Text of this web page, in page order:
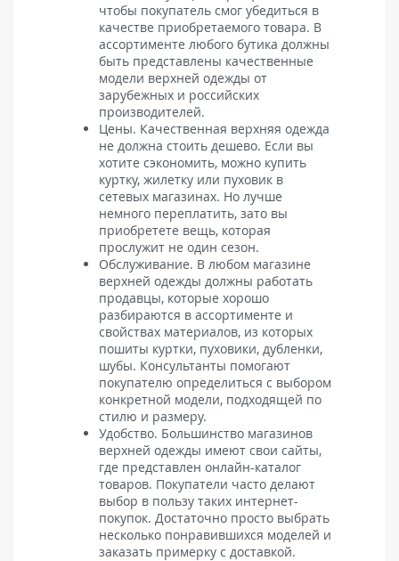
чтобы покупатель смог убедиться в
качестве приобретаемого товара. В
ассортименте любого бутика должны
быть представлены качественные
модели верхней одежды от
зарубежных и российских
производителей.
Цены. Качественная верхняя одежда
не должна стоить дешево. Если вы
хотите сэкономить, можно купить
куртку, жилетку или пуховик в
сетевых магазинах. Но лучше
немного переплатить, зато вы
приобретете вещь, которая
прослужит не один сезон.
Обслуживание. В любом магазине
верхней одежды должны работать
продавцы, которые хорошо
разбираются в ассортименте и
свойствах материалов, из которых
пошиты куртки, пуховики, дубленки,
шубы. Консультанты помогают
покупателю определиться с выбором
конкретной модели, подходящей по
стилю и размеру.
Удобство. Большинство магазинов
верхней одежды имеют свои сайты,
где представлен онлайн-каталог
товаров. Покупатели часто делают
выбор в пользу таких интернет-
покупок. Достаточно просто выбрать
несколько понравившихся моделей и
заказать примерку с доставкой.